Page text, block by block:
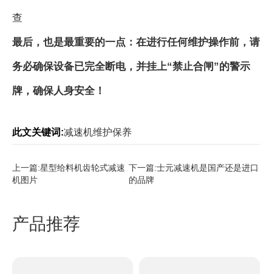
查
最后，也是最重要的一点：在进行任何维护操作前，请
务必确保设备已完全断电，并挂上“禁止合闸”的警示
牌，确保人身安全！
此文关键词:减速机维护保养
上一篇:星型给料机齿轮式减速
机图片
下一篇:士元减速机是国产还是进口
的品牌
产品推荐